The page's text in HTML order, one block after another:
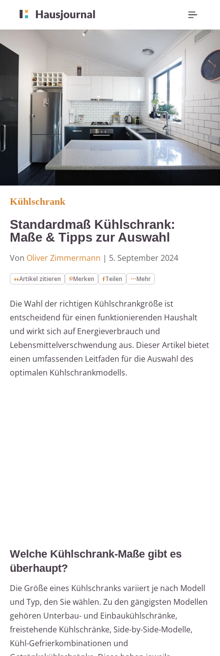
Kühlschrank
Standardmaß Kühlschrank:
Maße & Tipps zur Auswahl
Von Oliver Zimmermann | 5. September 2024
Artikel zitieren Merken Teilen Mehr
Die Wahl der richtigen Kühlschrankgröße ist
entscheidend für einen funktionierenden Haushalt
und wirkt sich auf Energieverbrauch und
Lebensmittelverschwendung aus. Dieser Artikel bietet
einen umfassenden Leitfaden für die Auswahl des
optimalen Kühlschrankmodells.
Welche Kühlschrank-Maße gibt es
überhaupt?
Die Größe eines Kühlschranks variiert je nach Modell
und Typ, den Sie wählen. Zu den gängigsten Modellen
gehören Unterbau- und Einbaukühlschränke,
freistehende Kühlschränke, Side-by-Side-Modelle,
Kühl-Gefrierkombinationen und